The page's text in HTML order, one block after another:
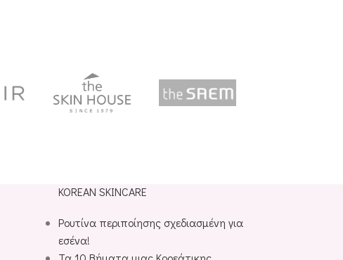
Skin Marche
KOREAN SKINCARE
Ρουτίνα περιποίησης σχεδιασμένη για
εσένα!